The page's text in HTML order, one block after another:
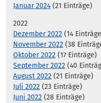
Januar 2024 (21 Einträge)
2022
Dezember 2022 (14
November 2022 (38
Oktober 2022 (17 Einträge)
September 2022 (40
August 2022 (21 Einträge)
Juli 2022 (23 Einträge)
Juni 2022 (28 Einträge)